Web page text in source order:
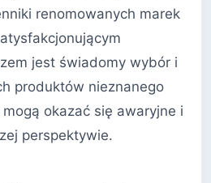
renomowanych marek
jest świadomy wybór i
produktów nieznanego
okazać się awaryjne i
perspektywie.